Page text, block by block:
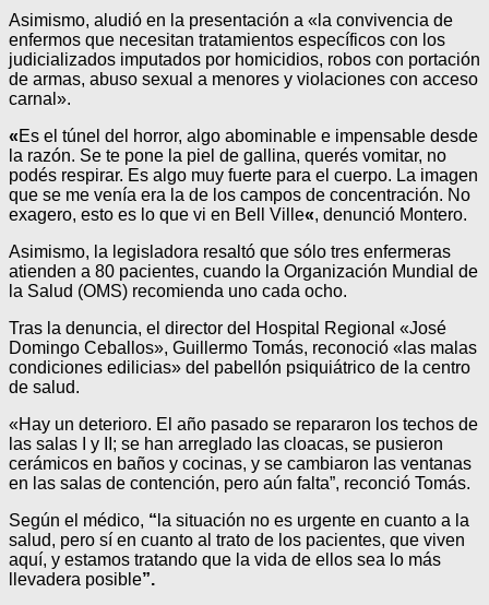
Asimismo, aludió en la presentación a «la convivencia de
enfermos que necesitan tratamientos específicos con los
judicializados imputados por homicidios, robos con portación
de armas, abuso sexual a menores y violaciones con acceso
carnal».
«Es el túnel del horror, algo abominable e impensable desde
la razón. Se te pone la piel de gallina, querés vomitar, no
podés respirar. Es algo muy fuerte para el cuerpo. La imagen
que se me venía era la de los campos de concentración. No
exagero, esto es lo que vi en Bell Ville«, denunció Montero.
Asimismo, la legisladora resaltó que sólo tres enfermeras
atienden a 80 pacientes, cuando la Organización Mundial de
la Salud (OMS) recomienda uno cada ocho.
Tras la denuncia, el director del Hospital Regional «José
Domingo Ceballos», Guillermo Tomás, reconoció «las malas
condiciones edilicias» del pabellón psiquiátrico de la centro
de salud.
«Hay un deterioro. El año pasado se repararon los techos de
las salas I y II; se han arreglado las cloacas, se pusieron
cerámicos en baños y cocinas, y se cambiaron las ventanas
en las salas de contención, pero aún falta”, reconció Tomás.
Según el médico, “ la situación no es urgente en cuanto a la
salud, pero sí en cuanto al trato de los pacientes, que viven
aquí, y estamos tratando que la vida de ellos sea lo más
llevadera posible”.